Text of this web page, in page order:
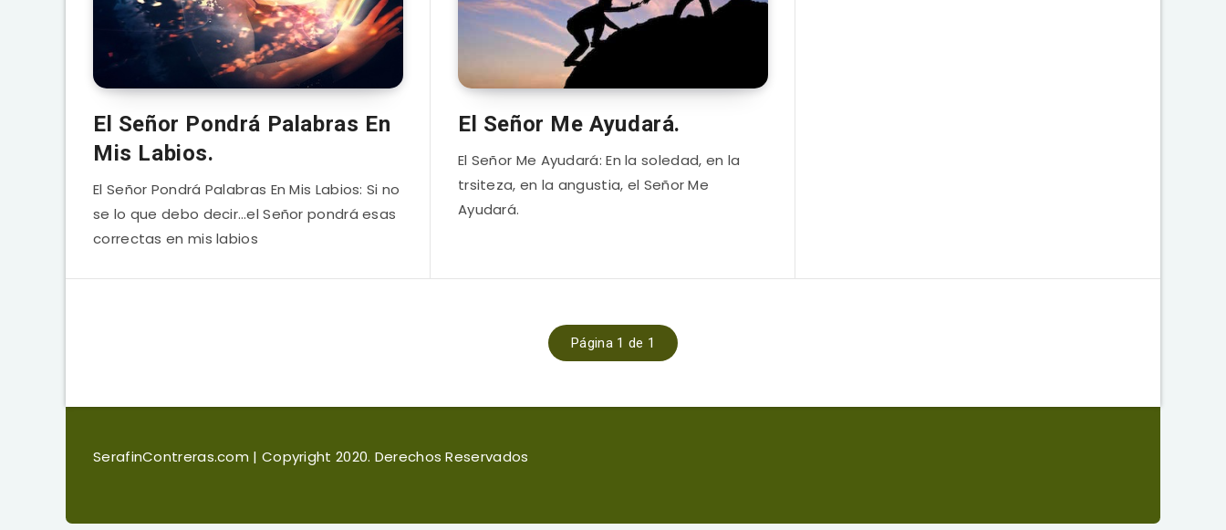
El Señor Pondrá Palabras En
Mis Labios.
El Señor Pondrá Palabras En Mis Labios: Si no
se lo que debo decir…el Señor pondrá esas
correctas en mis labios
El Señor Me Ayudará.
El Señor Me Ayudará: En la soledad, en la
trsiteza, en la angustia, el Señor Me
Ayudará.
Página 1 de 1
SerafinContreras.com | Copyright 2020. Derechos Reservados